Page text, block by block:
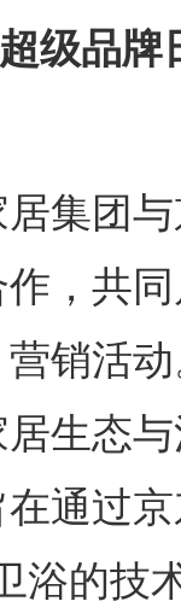
级品牌
集团与
，共
销活
生态
通过
浴的技